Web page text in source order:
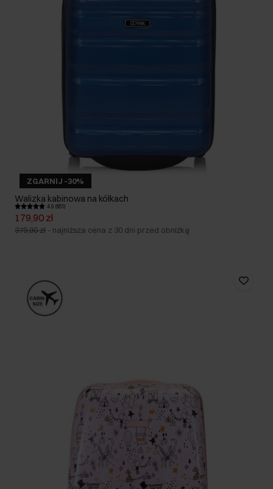
ZGARNIJ -30%
Walizka kabinowa na kółkach
4.9 (851)
179,90 zł
379,90 zł - najniższa cena z 30 dni przed obniżką